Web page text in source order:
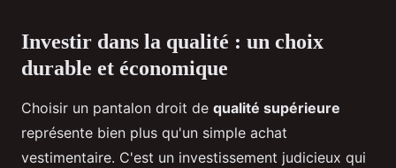
Investir dans la qualité : un choix
durable et économique
Choisir un pantalon droit de qualité supérieure
représente bien plus qu'un simple achat
vestimentaire. C'est un investissement judicieux qui